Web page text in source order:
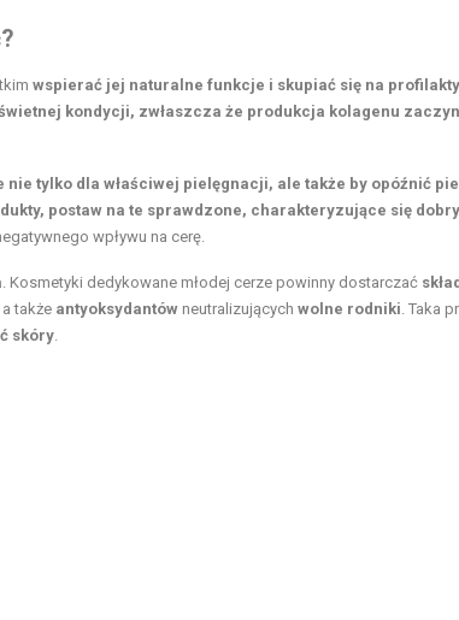
wspierać jej naturalne funkcje i skupiać się na
kondycji, zwłaszcza że produkcja kolagenu
tylko dla właściwej pielęgnacji, ale także by opóźnić
postaw na te sprawdzone, charakteryzujące się
wpływu na cerę.
. Kosmetyki dedykowane młodej cerze powinny dostarczać
, a także antyoksydantów neutralizujących wolne rodniki . Taka
skóry